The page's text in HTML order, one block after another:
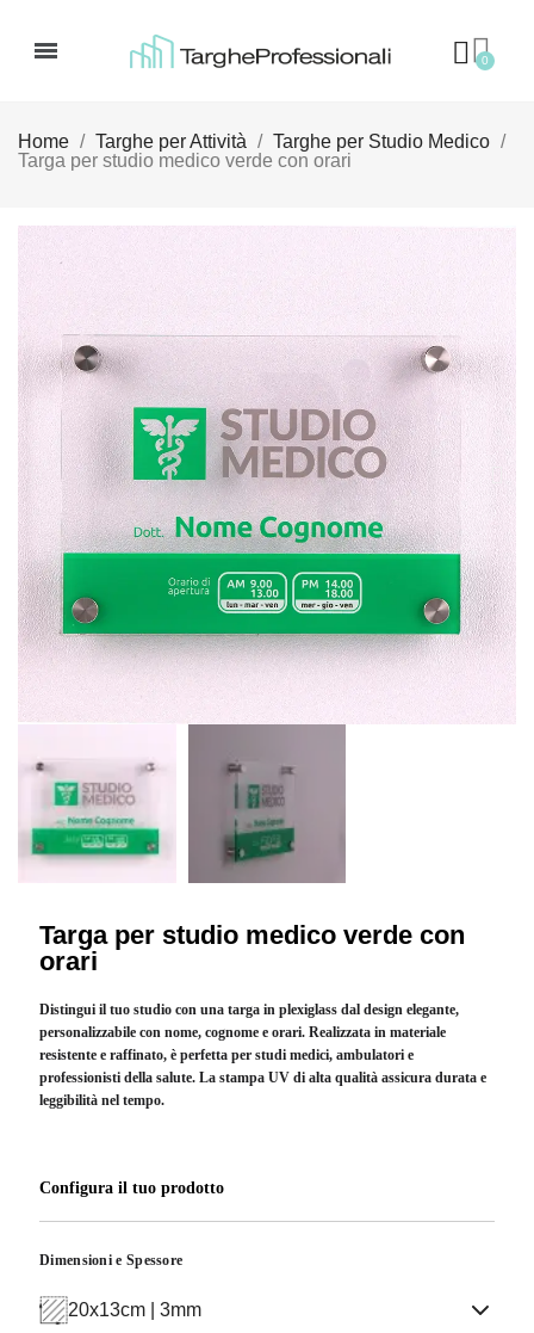
Home Targhe per Attività
Targhe per Studio Medico
Targa per studio medico verde con orari
Targa per studio medico verde con
orari
Distingui il tuo studio con una targa in plexiglass dal design elegante,
personalizzabile con nome, cognome e orari. Realizzata in materiale
resistente e raffinato, è perfetta per studi medici, ambulatori e
professionisti della salute. La stampa UV di alta qualità assicura durata e
leggibilità nel tempo.
Configura il tuo prodotto
Dimensioni e Spessore
20x13cm | 3mm